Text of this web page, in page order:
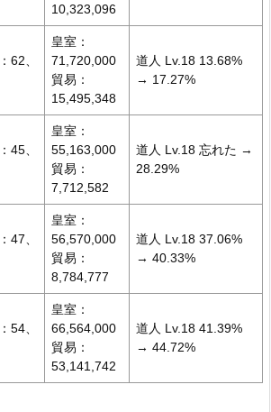
10,323,096
62、
皇室：
71,720,000
貿易：
15,495,348
道人 Lv.18 13.68%
→ 17.27%
45、
皇室：
55,163,000
貿易：
7,712,582
道人 Lv.18 忘れた →
28.29%
47、
皇室：
56,570,000
貿易：
8,784,777
道人 Lv.18 37.06%
→ 40.33%
54、
皇室：
66,564,000
貿易：
53,141,742
道人 Lv.18 41.39%
→ 44.72%